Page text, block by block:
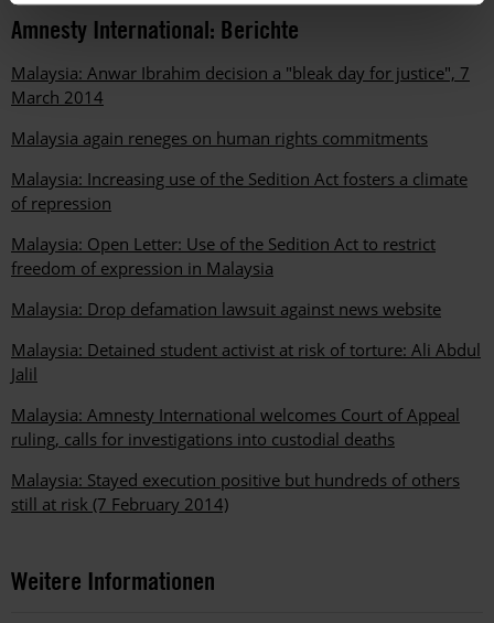
Amnesty International: Berichte
Malaysia: Anwar Ibrahim decision a "bleak day for justice", 7
March 2014
Malaysia again reneges on human rights commitments
Malaysia: Increasing use of the Sedition Act fosters a climate
of repression
Malaysia: Open Letter: Use of the Sedition Act to restrict
freedom of expression in Malaysia
Malaysia: Drop defamation lawsuit against news website
Malaysia: Detained student activist at risk of torture: Ali Abdul
Jalil
Malaysia: Amnesty International welcomes Court of Appeal
ruling, calls for investigations into custodial deaths
Malaysia: Stayed execution positive but hundreds of others
still at risk (7 February 2014)
Weitere Informationen